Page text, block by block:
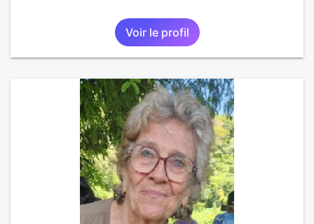
Voir le profil